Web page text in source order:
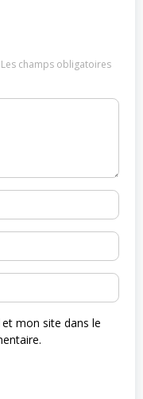
Les champs obligatoires
mon site dans le